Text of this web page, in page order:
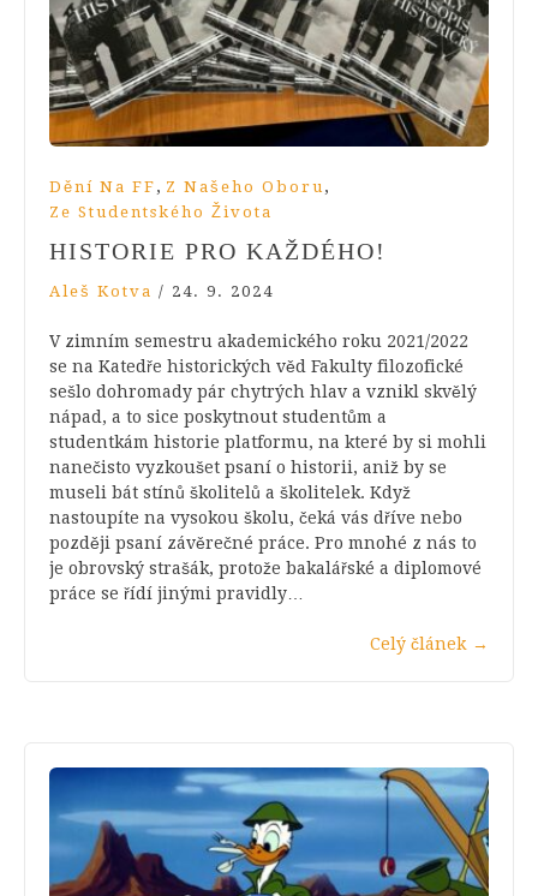
Dění Na FF , Z Našeho Oboru,
Ze Studentského Života
HISTORIE PRO KAŽDÉHO!
Aleš Kotva / 24. 9. 2024
V zimním semestru akademického roku 2021/2022
se na Katedře historických věd Fakulty filozofické
sešlo dohromady pár chytrých hlav a vznikl skvělý
nápad, a to sice poskytnout studentům a
studentkám historie platformu, na které by si mohli
nanečisto vyzkoušet psaní o historii, aniž by se
museli bát stínů školitelů a školitelek. Když
nastoupíte na vysokou školu, čeká vás dříve nebo
později psaní závěrečné práce. Pro mnohé z nás to
je obrovský strašák, protože bakalářské a diplomové
práce se řídí jinými pravidly…
Celý článek →